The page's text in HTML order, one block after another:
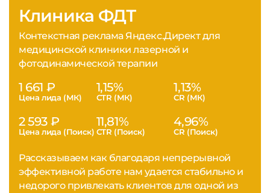
Клиника ФДТ
Контекстная реклама Яндекс.Директ для
медицинской клиники лазерной и
фотодинамической терапии
1 661 ₽
Цена лида (МК)
1,15%
CTR (МК)
1,13%
CR (МК)
2 593 ₽
Цена лида (Поиск)
11,81%
CTR (Поиск)
4,96%
CR (Поиск)
Рассказываем как благодаря непрерывной
эффективной работе нам удается стабильно и
недорого привлекать клиентов для одной из